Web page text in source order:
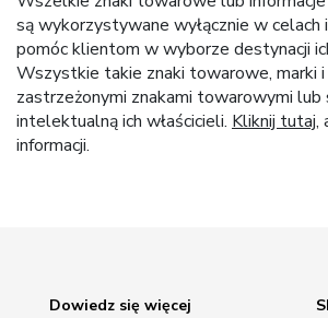
są wykorzystywane wyłącznie w celach
pomóc klientom w wyborze destynacji
Wszystkie takie znaki towarowe, marki
zastrzeżonymi znakami towarowymi lub
intelektualną ich właścicieli. Kliknij tutaj,
informacji.
Dowiedz się więcej